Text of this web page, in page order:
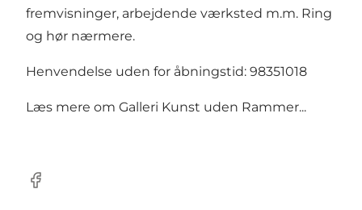
fremvisninger, arbejdende værksted m.m. Ring
og hør nærmere.
Henvendelse uden for åbningstid: 98351018
Læs mere om Galleri Kunst uden Rammer...
Facebook